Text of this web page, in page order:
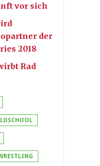
vor sich
der
2018
Rad